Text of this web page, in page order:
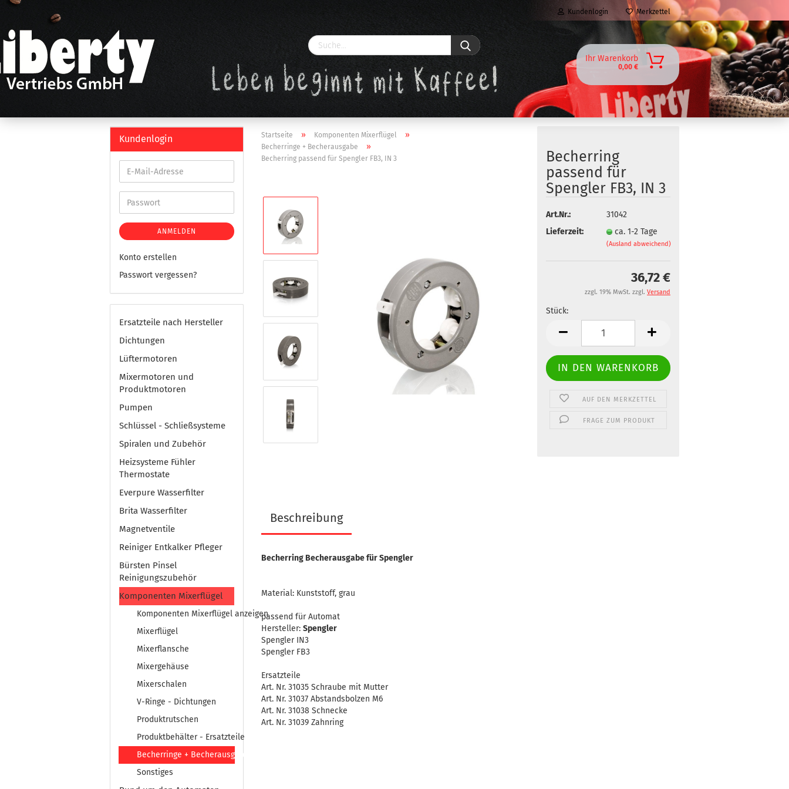
Kundenlogin Merkzettel
Ihr Warenkorb
0,00 €
Startseite » Komponenten Mixerflügel »
Becherringe + Becherausgabe »
Becherring passend für Spengler FB3, IN 3
Becherring
passend für
Spengler FB3, IN 3
Art.Nr.:
31042
Lieferzeit:
ca. 1-2 Tage
(Ausland abweichend)
36,72 €
zzgl. 19% MwSt. zzgl. Versand
Stück:
Stück
AUF DEN MERKZETTEL
FRAGE ZUM PRODUKT
Beschreibung
Becherring Becherausgabe für Spengler
Material: Kunststoff, grau
passend für Automat
Hersteller: Spengler
Spengler IN3
Spengler FB3
Ersatzteile
Art. Nr. 31035 Schraube mit Mutter
Art. Nr. 31037 Abstandsbolzen M6
Art. Nr. 31038 Schnecke
Art. Nr. 31039 Zahnring
Kundenlogin
ANMELDEN
Konto erstellen
Passwort vergessen?
Ersatzteile nach Hersteller
Dichtungen
Lüftermotoren
Mixermotoren und
Produktmotoren
Pumpen
Schlüssel - Schließsysteme
Spiralen und Zubehör
Heizsysteme Fühler
Thermostate
Everpure Wasserfilter
Brita Wasserfilter
Magnetventile
Reiniger Entkalker Pfleger
Bürsten Pinsel
Reinigungszubehör
Komponenten Mixerflügel
Komponenten Mixerflügel anzeigen
Mixerflügel
Mixerflansche
Mixergehäuse
Mixerschalen
V-Ringe - Dichtungen
Produktrutschen
Produktbehälter - Ersatzteile
Becherringe + Becherausgabe
Sonstiges